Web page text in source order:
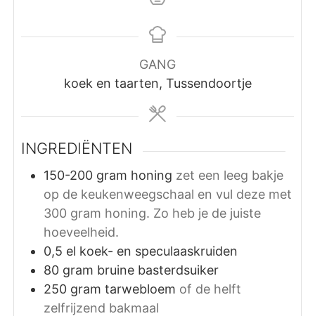
GANG
koek en taarten, Tussendoortje
INGREDIËNTEN
150-200 gram honing zet een leeg bakje
op de keukenweegschaal en vul deze met
300 gram honing. Zo heb je de juiste
hoeveelheid.
0,5 el koek- en speculaaskruiden
80 gram bruine basterdsuiker
250 gram tarwebloem of de helft
zelfrijzend bakmaal